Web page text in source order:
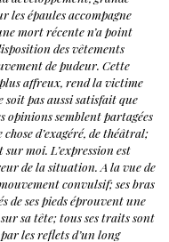
les épaules accompagne
mort récente n’a point
des vêtements
de pudeur. Cette
affreux, rend la victime
soit pas aussi satisfait que
opinions semblent partagées
d’exagéré, de théâtral;
sur moi. L’expression est
de la situation. A la vue de
convulsif; ses bras
de ses pieds éprouvent une
sa tête; tous ses traits sont
les reflets d’un long